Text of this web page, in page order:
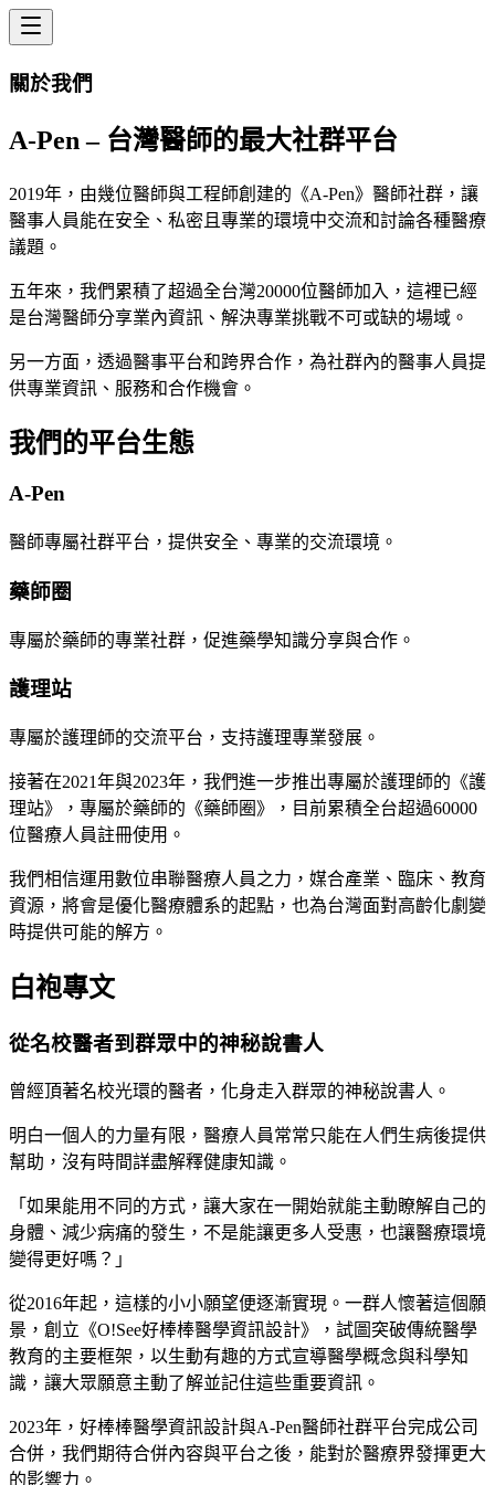
關於我們
A-Pen – 台灣醫師的最大社群平台
2019年，由幾位醫師與工程師創建的《A-Pen》醫師社群，讓
醫事人員能在安全、私密且專業的環境中交流和討論各種醫療
議題。
五年來，我們累積了超過全台灣20000位醫師加入，這裡已經
是台灣醫師分享業內資訊、解決專業挑戰不可或缺的場域。
另一方面，透過醫事平台和跨界合作，為社群內的醫事人員提
供專業資訊、服務和合作機會。
我們的平台生態
A-Pen
醫師專屬社群平台，提供安全、專業的交流環境。
藥師圈
專屬於藥師的專業社群，促進藥學知識分享與合作。
護理站
專屬於護理師的交流平台，支持護理專業發展。
接著在2021年與2023年，我們進一步推出專屬於護理師的《護
理站》，專屬於藥師的《藥師圈》，目前累積全台超過60000
位醫療人員註冊使用。
我們相信運用數位串聯醫療人員之力，媒合產業、臨床、教育
資源，將會是優化醫療體系的起點，也為台灣面對高齡化劇變
時提供可能的解方。
白袍專文
從名校醫者到群眾中的神秘說書人
曾經頂著名校光環的醫者，化身走入群眾的神秘說書人。
明白一個人的力量有限，醫療人員常常只能在人們生病後提供
幫助，沒有時間詳盡解釋健康知識。
「如果能用不同的方式，讓大家在一開始就能主動瞭解自己的
身體、減少病痛的發生，不是能讓更多人受惠，也讓醫療環境
變得更好嗎？」
從2016年起，這樣的小小願望便逐漸實現。一群人懷著這個願
景，創立《O!See好棒棒醫學資訊設計》，試圖突破傳統醫學
教育的主要框架，以生動有趣的方式宣導醫學概念與科學知
識，讓大眾願意主動了解並記住這些重要資訊。
2023年，好棒棒醫學資訊設計與A-Pen醫師社群平台完成公司
合併，我們期待合併內容與平台之後，能對於醫療界發揮更大
的影響力。